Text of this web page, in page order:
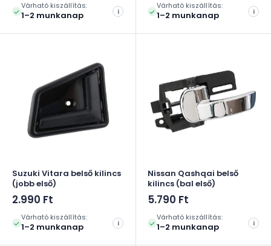
Várható kiszállítás:
1–2 munkanap i
Várható kiszállítás:
1–2 munkanap i
Suzuki Vitara belső kilincs
(jobb első)
Akciós
2.990 Ft
Várható kiszállítás:
1–2 munkanap i
Nissan Qashqai belső
kilincs (bal első)
Akciós
5.790 Ft
Várható kiszállítás:
1–2 munkanap i